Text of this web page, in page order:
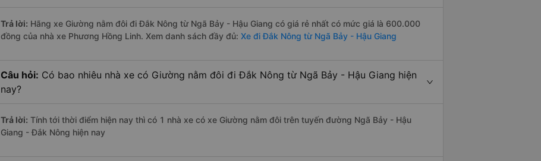
Trả lời: Hãng xe Giường nằm đôi đi Đắk Nông từ Ngã Bảy - Hậu Giang có giá rẻ nhất có mức giá là 600.000
đồng của nhà xe Phương Hồng Linh. Xem danh sách đầy đủ: Xe đi Đắk Nông từ Ngã Bảy - Hậu Giang
Câu hỏi: Có bao nhiêu nhà xe có Giường nằm đôi đi Đắk Nông từ Ngã Bảy - Hậu Giang hiện
nay?
Trả lời: Tính tới thời điểm hiện nay thì có 1 nhà xe có xe Giường nằm đôi trên tuyến đường Ngã Bảy - Hậu
Giang - Đắk Nông hiện nay